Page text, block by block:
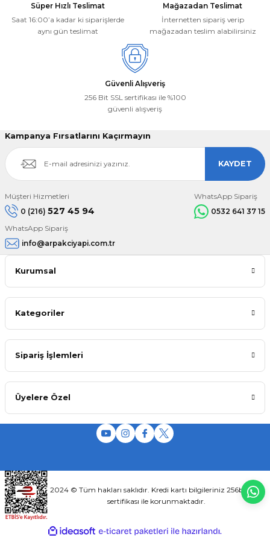
Süper Hızlı Teslimat
Saat 16:00’a kadar ki siparişlerde
aynı gün teslimat
Mağazadan Teslimat
İnternetten sipariş verip
mağazadan teslim alabilirsiniz
Güvenli Alışveriş
256 Bit SSL sertifikası ile %100
güvenli alışveriş
Kampanya Fırsatlarını Kaçırmayın
KAYDET
Müşteri Hizmetleri
0 (216) 527 45 94
WhatsApp Sipariş
0532 641 37 15
WhatsApp Sipariş
info@arpakciyapi.com.tr
Kurumsal
Kategoriler
Sipariş İşlemleri
Üyelere Özel
2024 © Tüm hakları saklıdır. Kredi kartı bilgileriniz 256bit SSL
sertifikası ile korunmaktadır.
ideasoft
e-